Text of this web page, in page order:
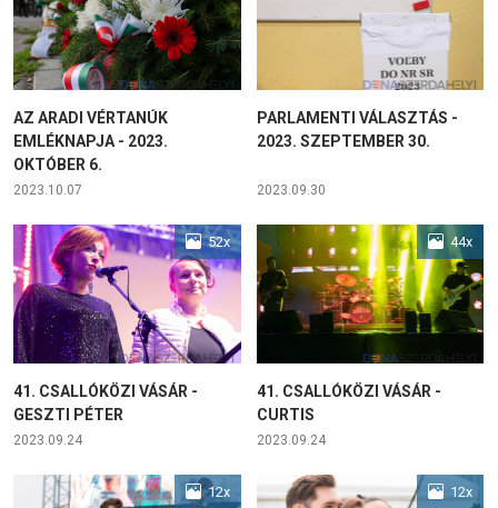
AZ ARADI VÉRTANÚK
EMLÉKNAPJA - 2023.
OKTÓBER 6.
2023.10.07
PARLAMENTI VÁLASZTÁS -
2023. SZEPTEMBER 30.
2023.09.30
52x
41. CSALLÓKÖZI VÁSÁR -
GESZTI PÉTER
2023.09.24
44x
41. CSALLÓKÖZI VÁSÁR -
CURTIS
2023.09.24
12x 12x